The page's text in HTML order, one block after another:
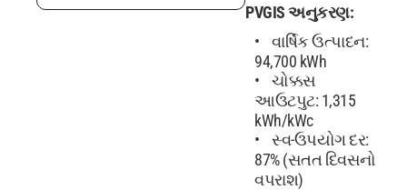
PVGIS અનુકરણ:
વાર્ષિક ઉત્પાદન:
94,700 kWh
ચોક્કસ
આઉટપુટ: 1,315
kWh/kWc
સ્વ-ઉપયોગ દર:
87% (સતત દિવસનો
વપરાશ)